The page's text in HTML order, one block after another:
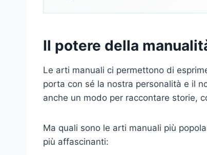
Il potere della
Le arti manuali ci permettono di
porta con sé la nostra personalità e il
anche un modo per raccontare storie,
Ma quali sono le arti manuali più
più affascinanti: